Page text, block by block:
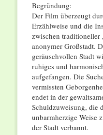
Begründung:
Der Film überzeugt
Erzählweise und die
zwischen traditioneller
anonymer Großstadt.
geräuschvollen Stadt
ruhiges und
aufgefangen. Die
vermissten
endet in der
Schuldzuweisung, die
unbarmherzige Weise
der Stadt verbannt.